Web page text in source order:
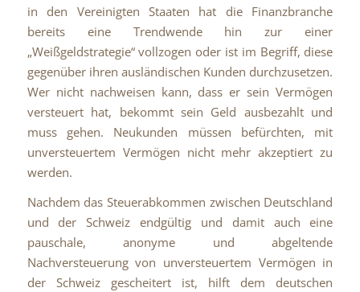
in den Vereinigten Staaten hat die Finanzbranche
bereits eine Trendwende hin zur einer
„Weißgeldstrategie“ vollzogen oder ist im Begriff, diese
gegenüber ihren ausländischen Kunden durchzusetzen.
Wer nicht nachweisen kann, dass er sein Vermögen
versteuert hat, bekommt sein Geld ausbezahlt und
muss gehen. Neukunden müssen befürchten, mit
unversteuertem Vermögen nicht mehr akzeptiert zu
werden.
Nachdem das Steuerabkommen zwischen Deutschland
und der Schweiz endgültig und damit auch eine
pauschale, anonyme und abgeltende
Nachversteuerung von unversteuertem Vermögen in
der Schweiz gescheitert ist, hilft dem deutschen